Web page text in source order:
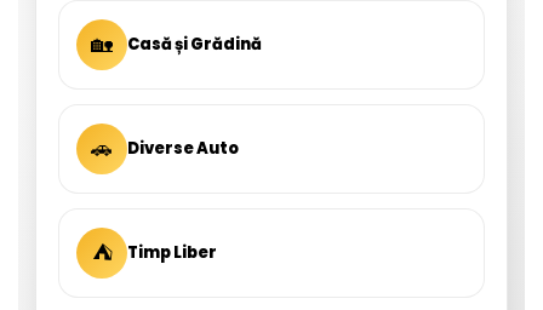
🏡 Casă și Grădină
🚗 Diverse Auto
⛺ Timp Liber